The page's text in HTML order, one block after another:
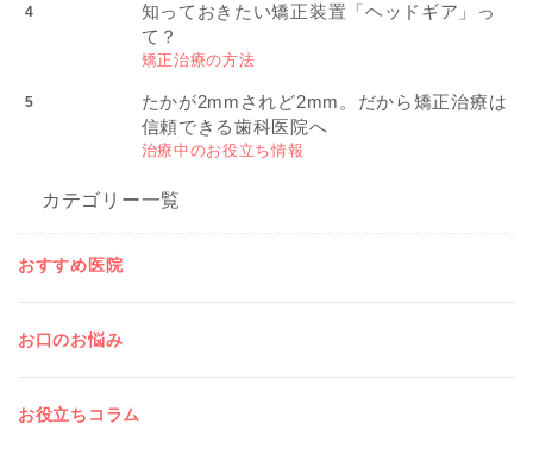
知っておきたい矯正装置「ヘッドギア」っ
て？
矯正治療の方法
たかが2mmされど2mm。だから矯正治療は
信頼できる歯科医院へ
治療中のお役立ち情報
カテゴリー一覧
おすすめ医院
お口のお悩み
お役立ちコラム